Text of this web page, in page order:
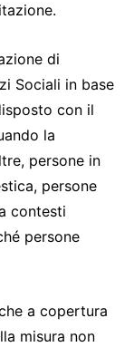
di
Sociali in base
con il
la
persone in
persone
contesti
persone
a copertura
misura non